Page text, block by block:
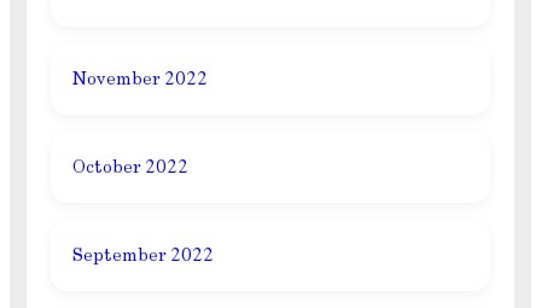
November 2022
October 2022
September 2022